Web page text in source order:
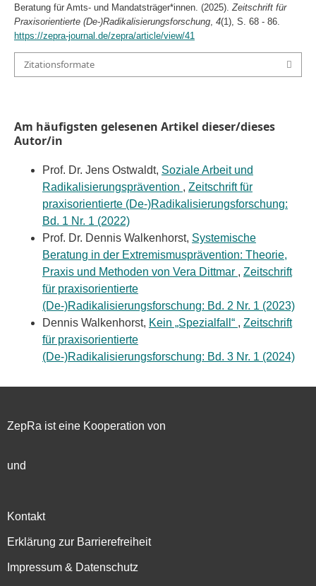
Beratung für Amts- und Mandatsträger*innen. (2025).Zeitschrift für
Praxisorientierte (De-)Radikalisierungsforschung, 4(1), S. 68 - 86.
https://zepra-journal.de/zepra/article/view/41
Zitationsformate
Am häufigsten gelesenen Artikel dieser/dieses
Autor/in
Prof. Dr. Jens Ostwaldt, Soziale Arbeit und
Radikalisierungsprävention , Zeitschrift für
praxisorientierte (De-)Radikalisierungsforschung:
Bd. 1 Nr. 1 (2022)
Prof. Dr. Dennis Walkenhorst, Systemische
Beratung in der Extremismusprävention: Theorie,
Praxis und Methoden von Vera Dittmar , Zeitschrift
für praxisorientierte
(De-)Radikalisierungsforschung: Bd. 2 Nr. 1 (2023)
Dennis Walkenhorst, Kein „Spezialfall“ , Zeitschrift
für praxisorientierte
(De-)Radikalisierungsforschung: Bd. 3 Nr. 1 (2024)
ZepRa ist eine Kooperation von
und
Kontakt
Erklärung zur Barrierefreiheit
Impressum & Datenschutz